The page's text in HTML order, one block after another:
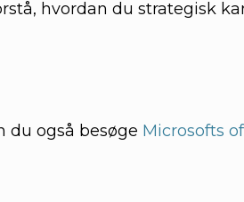
hvordan du strategisk
du også besøge Microsofts